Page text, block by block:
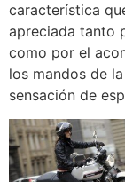
característica
apreciada tanto
como por el
los mandos de
sensación de